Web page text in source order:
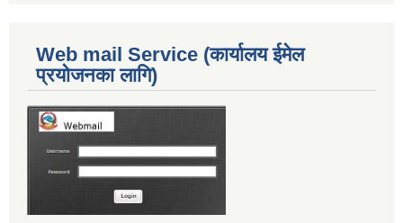
Web mail Service (कार्यालय ईमेल
प्रयोजनका लागि)